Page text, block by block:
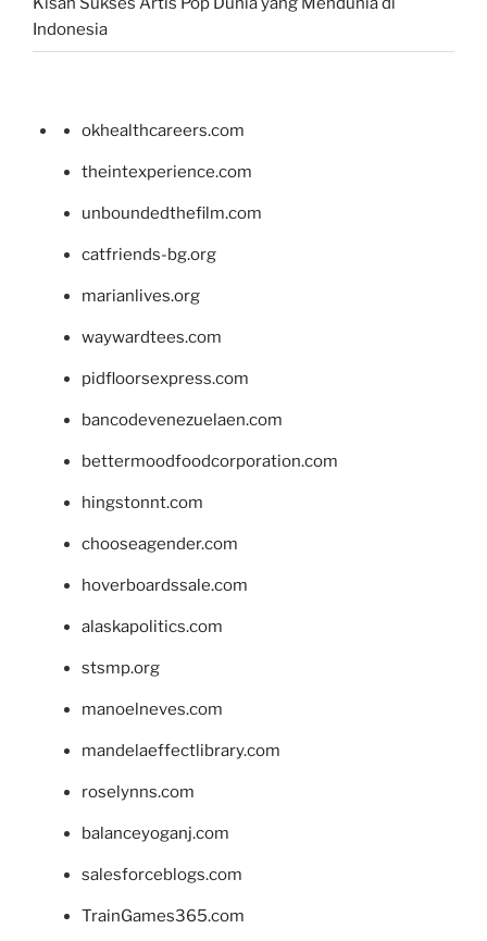
Indonesia
okhealthcareers.com
theintexperience.com
unboundedthefilm.com
catfriends-bg.org
marianlives.org
waywardtees.com
pidfloorsexpress.com
bancodevenezuelaen.com
bettermoodfoodcorporation.com
hingstonnt.com
chooseagender.com
hoverboardssale.com
alaskapolitics.com
stsmp.org
manoelneves.com
mandelaeffectlibrary.com
roselynns.com
balanceyoganj.com
salesforceblogs.com
TrainGames365.com